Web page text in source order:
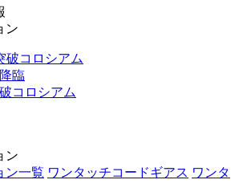
ン
破コロシアム
臨
コロシアム
ン
ン一覧 ワンタッチコードギアス ワンタ